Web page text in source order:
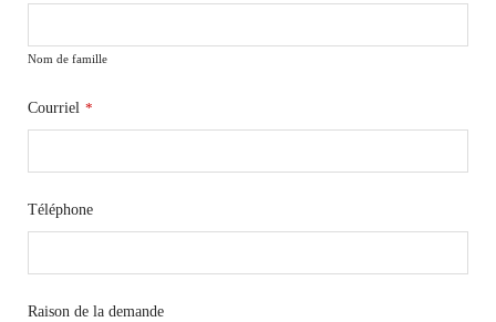
Nom de famille
Courriel *
Téléphone
Raison de la demande